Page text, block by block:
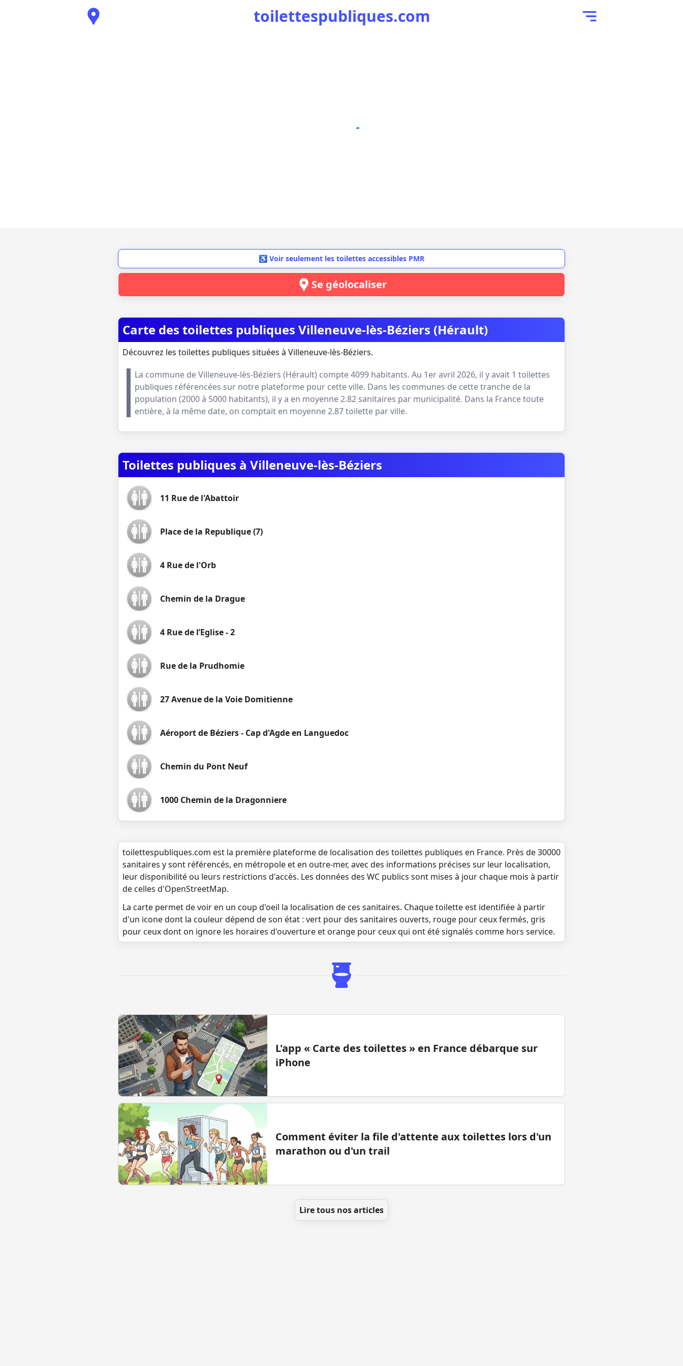
toilettespubliques.com
♿ Voir seulement les toilettes accessibles PMR
Se géolocaliser
Carte des toilettes publiques Villeneuve-lès-Béziers (Hérault)
Découvrez les toilettes publiques situées à Villeneuve-lès-Béziers.
La commune deVilleneuve-lès-Béziers (Hérault) compte4099 habitants. Au 1er avril 2026, il y avait 1 toilettes
publiques référencées sur notre plateforme pour cette ville. Dans les communes de cette tranche de la
population (2000 à 5000 habitants), il y a en moyenne2.82 sanitaires par municipalité. Dans la France toute
entière, à la même date, on comptait en moyenne2.87toilette par ville.
Toilettes publiques à Villeneuve-lès-Béziers
11 Rue de l'Abattoir
Place de la Republique (7)
4 Rue de l'Orb
Chemin de la Drague
4 Rue de l’Eglise - 2
Rue de la Prudhomie
27 Avenue de la Voie Domitienne
Aéroport de Béziers - Cap d'Agde en Languedoc
Chemin du Pont Neuf
1000 Chemin de la Dragonniere
toilettespubliques.com est la première plateforme de localisation des toilettes publiques en France. Près de 30000
sanitaires y sont référencés, en métropole et en outre-mer, avec des informations précises sur leur localisation,
leur disponibilité ou leurs restrictions d'accès. Les données des WC publics sont mises à jour chaque mois à partir
de celles d'OpenStreetMap.
La carte permet de voir en un coup d'oeil la localisation de ces sanitaires. Chaque toilette est identifiée à partir
d'un icone dont la couleur dépend de son état : vert pour des sanitaires ouverts, rouge pour ceux fermés, gris
pour ceux dont on ignore les horaires d'ouverture et orange pour ceux qui ont été signalés comme hors service.
L'app « Carte des toilettes » en France débarque sur
iPhone
Comment éviter la file d'attente aux toilettes lors d'un
marathon ou d'un trail
Lire tous nos articles